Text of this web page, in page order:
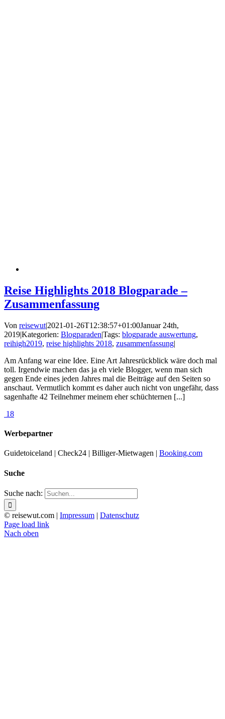
Reise Highlights 2018 Blogparade –
Zusammenfassung
Von reisewut|2021-01-26T12:38:57+01:00Januar 24th,
2019|Kategorien: Blogparaden|Tags: blogparade auswertung,
reihigh2019, reise highlights 2018, zusammenfassung|
Am Anfang war eine Idee. Eine Art Jahresrückblick wäre doch mal
toll. Irgendwie machen das ja eh viele Blogger, wenn man sich
gegen Ende eines jeden Jahres mal die Beiträge auf den Seiten so
anschaut. Vermutlich kommt es daher auch nicht von ungefähr, dass
sagenhafte 42 Teilnehmer meinem eher schüchternen [...]
18
Werbepartner
Guidetoiceland | Check24 | Billiger-Mietwagen | Booking.com
Suche
Suche nach:
© reisewut.com | Impressum | Datenschutz
Page load link
Nach oben